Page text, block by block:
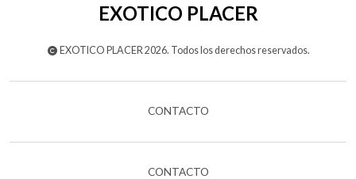
EXOTICO PLACER
EXOTICO PLACER 2026. Todos los derechos reservados.
CONTACTO
CONTACTO